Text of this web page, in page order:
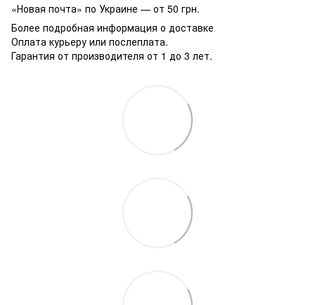
«Новая почта» по Украине — от 50 грн.
Более подробная информация о доставке
Оплата курьеру или послеплата.
Гарантия от производителя от 1 до 3 лет.